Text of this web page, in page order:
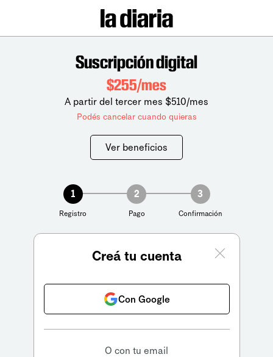
Suscripción digital
$255/mes
A partir del tercer mes $510/mes
Podés cancelar cuando quieras
Ver beneficios
1
Registro
2
Pago
3
Confirmación
Creá tu cuenta
Con Google
O con tu email